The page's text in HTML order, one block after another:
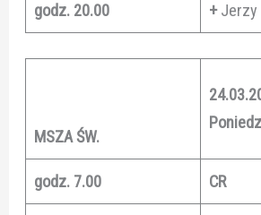
godz. 20.00 +Jerzy
MSZA ŚW.
godz. 7.00 CR